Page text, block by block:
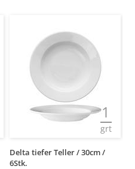
1
grt
Delta tiefer Teller / 30cm /
6Stk.